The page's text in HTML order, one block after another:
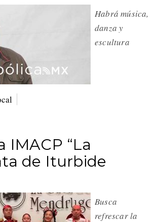
Habrá música,
danza y
escultura
IMACP “La
de Iturbide
Busca
refrescar la